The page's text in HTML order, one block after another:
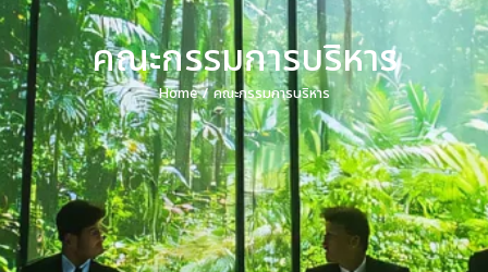
คณะกรรมการบริหาร
You are here: Home คณะกรรมการบริหาร